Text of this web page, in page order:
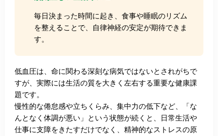
毎日決まった時間に起き、食事や睡眠のリズム
を整えることで、自律神経の安定が期待できま
す。
低血圧は、命に関わる深刻な病気ではないとされがちで
すが、実際には生活の質を大きく左右する重要な健康課
題です。
慢性的な倦怠感や立ちくらみ、集中力の低下など、「な
んとなく体調が悪い」という状態が続くと、日常生活や
仕事に支障をきたすだけでなく、精神的なストレスの原